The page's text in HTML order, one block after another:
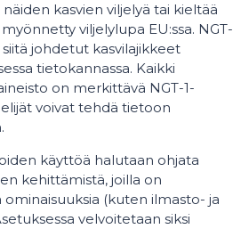
kasvien viljelyä tai kieltää
viljelylupa EU:ssa. NGT-
siitä johdetut kasvilajikkeet
tietokannassa. Kaikki
on merkittävä NGT-1-
voivat tehdä tietoon
käyttöä halutaan ohjata
kehittämistä, joilla on
ominaisuuksia (kuten ilmasto- ja
velvoitetaan siksi